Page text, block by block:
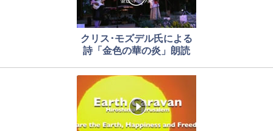
クリス･モズデル氏による
詩「金色の華の炎」朗読